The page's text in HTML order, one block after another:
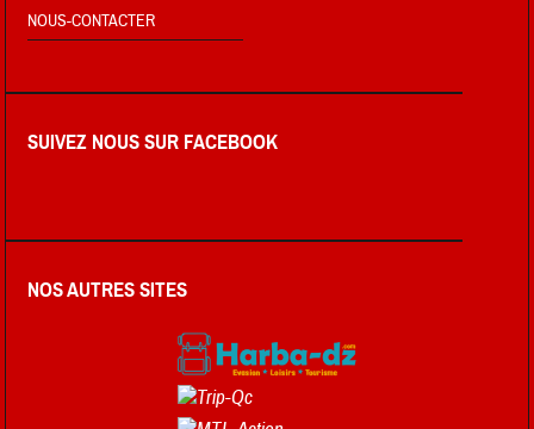
NOUS-CONTACTER
SUIVEZ NOUS SUR FACEBOOK
NOS AUTRES SITES